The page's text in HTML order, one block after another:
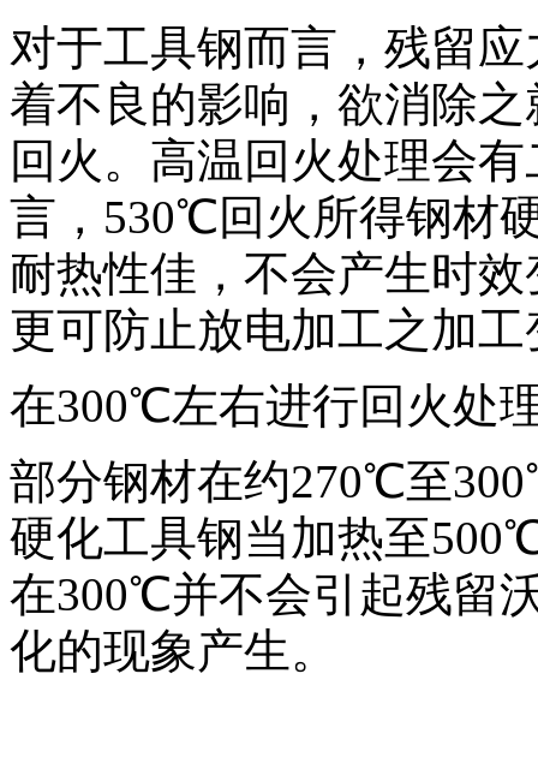
对于工具钢而言，残留
着不良的影响，欲消除
回火。高温回火处理会
言，530℃回火所得钢材
耐热性佳，不会产生时
更可防止放电加工之加
在300℃左右进行回火处
部分钢材在约270℃至
硬化工具钢当加热至
在300℃并不会引起残留
化的现象产生。